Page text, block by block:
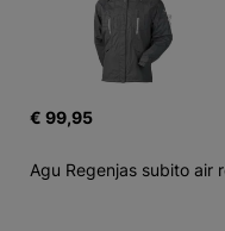
€ 99,95
Agu Regenjas subito air